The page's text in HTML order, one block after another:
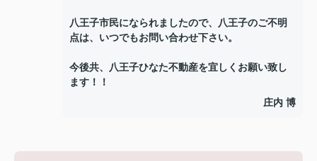
八王子市民になられましたので、八王子のご不明
点は、いつでもお問い合わせ下さい。
今後共、八王子ひなた不動産を宜しくお願い致し
ます！！
庄内 博